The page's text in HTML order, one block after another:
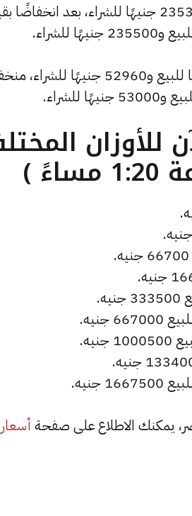
كما انخفض سعر الاونصة ليصل إلى 237100 جنيهًا للبيع و235320 جنيهًا للشراء، بعد
كما سجل سعر الجنيه الذهب انخفاضًا ليصل إلى 53360 جنيهًا للبيع و52960
الذهب عيار 21 الآن للأوزان
أسعار